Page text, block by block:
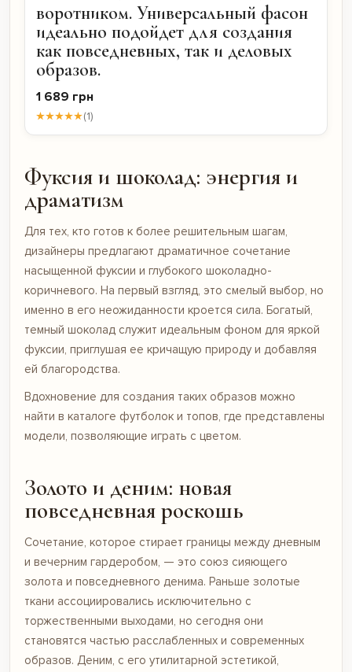
воротником. Универсальный фасон
идеально подойдет для создания
как повседневных, так и деловых
образов.
1 689 грн
★★★★★(1)
Фуксия и шоколад: энергия и
драматизм
Для тех, кто готов к более решительным шагам,
дизайнеры предлагают драматичное сочетание
насыщенной фуксии и глубокого шоколадно-
коричневого. На первый взгляд, это смелый выбор, но
именно в его неожиданности кроется сила. Богатый,
темный шоколад служит идеальным фоном для яркой
фуксии, приглушая ее кричащую природу и добавляя
ей благородства.
Вдохновение для создания таких образов можно
найти в каталоге футболок и топов, где представлены
модели, позволяющие играть с цветом.
Золото и деним: новая
повседневная роскошь
Сочетание, которое стирает границы между дневным
и вечерним гардеробом, — это союз сияющего
золота и повседневного денима. Раньше золотые
ткани ассоциировались исключительно с
торжественными выходами, но сегодня они
становятся частью расслабленных и современных
образов. Деним, с его утилитарной эстетикой,